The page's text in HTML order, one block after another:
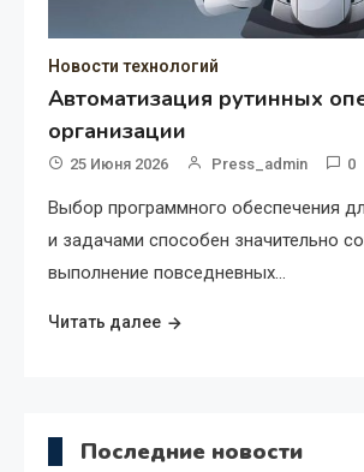
Новости технологий
Автоматизация рутинных
организации
25 Июня 2026 Press_admin 0
Выбор программного обеспечения
и задачами способен значительно
выполнение повседневных…
Читать далее
Последние новости